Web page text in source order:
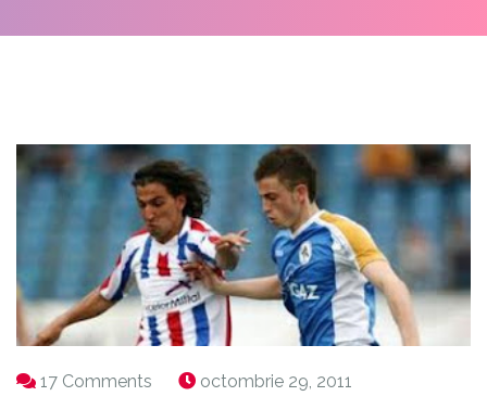
17 Comments octombrie 29, 2011